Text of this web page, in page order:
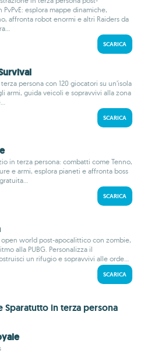
esplora mappe dinamiche,
affronta robot enormi e altri Raiders da
SCARICA
persona con 120 giocatori su un’isola
armi, guida veicoli e sopravvivi alla zona
SCARICA
in terza persona: combatti come Tenno,
e armi, esplora pianeti e affronta boss
SCARICA
open world post-apocalittico con zombie,
alla PUBG. Personalizza il
un rifugio e sopravvivi alle orde...
SCARICA
in terza persona